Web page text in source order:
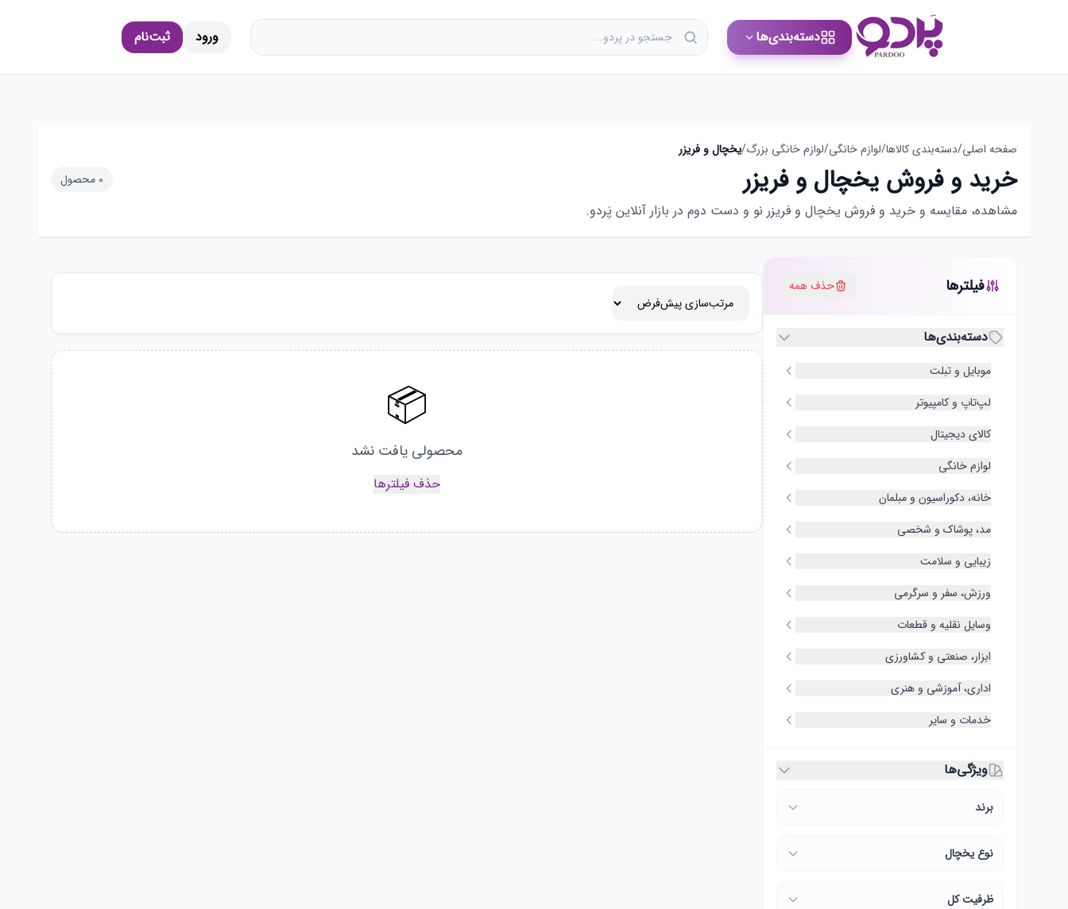
دسته‌بندی‌ها ورود ثبت‌نام
صفحه اصلی/دسته‌بندی کالاها/لوازم خانگی/لوازم خانگی بزرگ/یخچال و فریزر
خرید و فروش یخچال و فریزر
مشاهده، مقایسه و خرید و فروش یخچال و فریزر نو و دست دوم در بازار آنلاین پَردو.
0 محصول
فیلترها حذف همه
دسته‌بندی‌ها
موبایل و تبلت
لپ‌تاپ و کامپیوتر
کالای دیجیتال
لوازم خانگی
خانه، دکوراسیون و مبلمان
مد، پوشاک و شخصی
زیبایی و سلامت
ورزش، سفر و سرگرمی
وسایل نقلیه و قطعات
ابزار، صنعتی و کشاورزی
اداری، آموزشی و هنری
خدمات و سایر
ویژگی‌ها
برند
نوع یخچال
ظرفیت کل
📦
محصولی یافت نشد
حذف فیلترها